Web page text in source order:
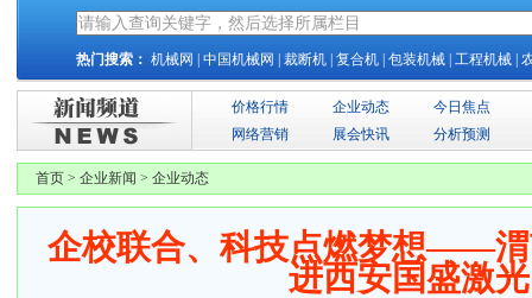
热门搜索： 机械网 中国机械网 裁断机 复合机 包装机械 工程机械
价格行情 企业动态
今日焦点
网络营销
展会快讯 分析预测
首页 > 企业新闻 > 企业动态
企校联合、科技点燃梦想——渭
进西安国盛激光